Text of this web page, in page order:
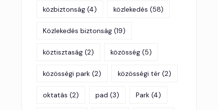
közbiztonság (4) közlekedés (58)
Közlekedés biztonság (19)
köztisztaság (2) közösség (5)
közösségi park (2) közösségi tér (2)
oktatás (2) pad (3) Park (4)